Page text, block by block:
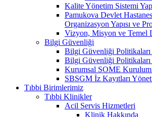
Kalite Yönetim Sistemi
Pamukova Devlet
Organizasyon Yapısı ve
Vizyon, Misyon ve Temel
Bilgi Güvenliği
Bilgi Güvenliği Politikaları
Bilgi Güvenliği Politikaları
Kurumsal SOME
SBSGM İz Kayıtları
Tıbbi Birimlerimiz
Tıbbi Klinikler
Acil Servis Hizmetleri
Klinik Hakkında